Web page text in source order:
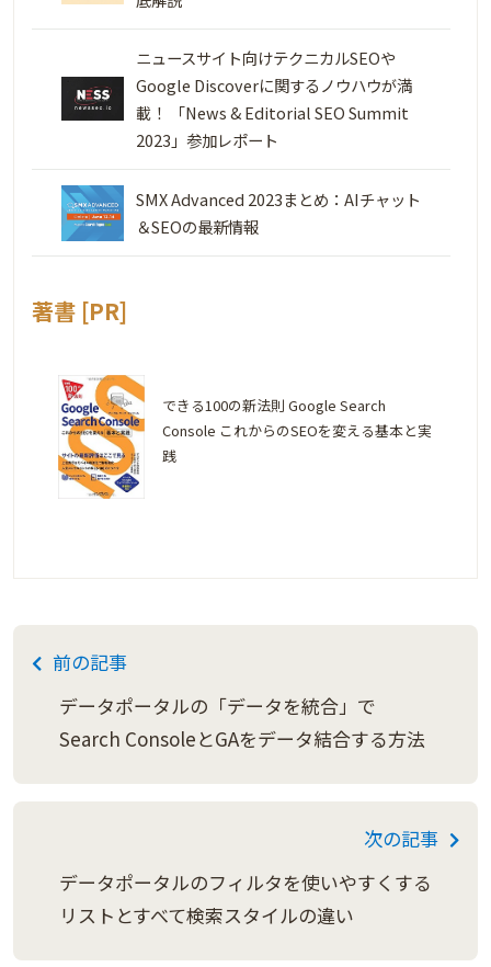
ニュースサイト向けテクニカルSEOや
Google Discoverに関するノウハウが満
載！ 「News & Editorial SEO Summit
2023」参加レポート
SMX Advanced 2023まとめ：AIチャット
＆SEOの最新情報
著書 [PR]
できる100の新法則 Google Search
Console これからのSEOを変える基本と実
践
前の記事
データポータルの「データを統合」で
Search ConsoleとGAをデータ結合する方法
次の記事
データポータルのフィルタを使いやすくする
リストとすべて検索スタイルの違い